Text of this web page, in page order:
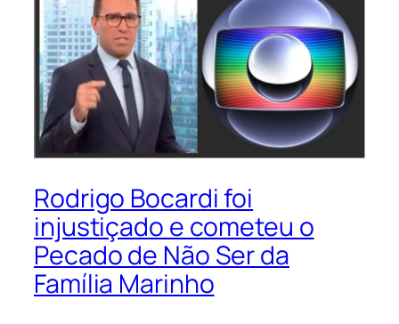
Rodrigo Bocardi foi
injustiçado e cometeu o
Pecado de Não Ser da
Família Marinho